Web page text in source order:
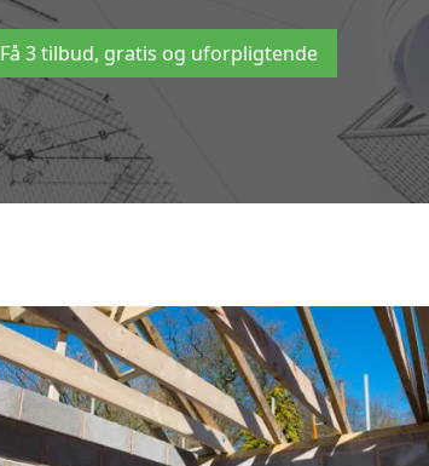
Få 3 tilbud, gratis og uforpligtende